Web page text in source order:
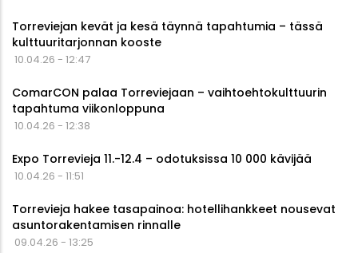
Torreviejan kevät ja kesä täynnä tapahtumia – tässä
kulttuuritarjonnan kooste
10.04.26 - 12:47
ComarCON palaa Torreviejaan – vaihtoehtokulttuurin
tapahtuma viikonloppuna
10.04.26 - 12:38
Expo Torrevieja 11.-12.4 – odotuksissa 10 000 kävijää
10.04.26 - 11:51
Torrevieja hakee tasapainoa: hotellihankkeet nousevat
asuntorakentamisen rinnalle
09.04.26 - 13:25